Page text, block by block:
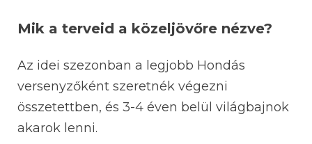
Mik a terveid a közeljövőre nézve?
Az idei szezonban a legjobb Hondás
versenyzőként szeretnék végezni
összetettben, és 3-4 éven belül világbajnok
akarok lenni.